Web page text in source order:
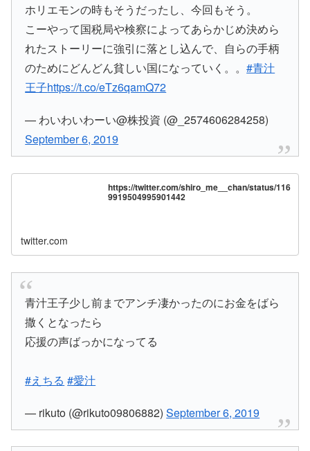
ホリエモンの時もそうだったし、今回もそう。
こーやって国税局や検察によってあらかじめ決めら
れたストーリーに強引に落とし込んで、自らの手柄
のためにどんどん貧しい国になっていく。。#青汁
王子https://t.co/eTz6qamQ72
— わいわいわーい@株投資 (@_2574606284258)
September 6, 2019
https://twitter.com/shiro_me__chan/status/116
9919504995901442
twitter.com
青汁王子少し前までアンチ凄かったのにお金をばら
撒くとなったら
応援の声ばっかになってる
#えちる #愛汁
— rikuto (@rikuto09806882)September 6, 2019